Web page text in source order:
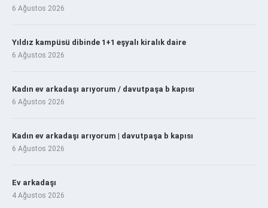
6 Ağustos 2026
Yıldız kampüsü dibinde 1+1 eşyalı kiralık daire
6 Ağustos 2026
Kadın ev arkadaşı arıyorum / davutpaşa b kapısı
6 Ağustos 2026
Kadın ev arkadaşı arıyorum | davutpaşa b kapısı
6 Ağustos 2026
Ev arkadaşı
4 Ağustos 2026